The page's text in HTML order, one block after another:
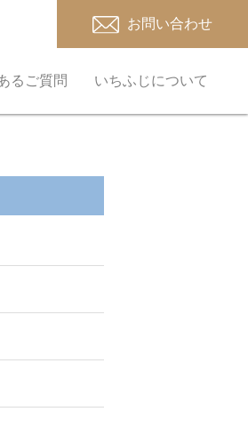
お問い合わせ
るご質問 いちふじについて